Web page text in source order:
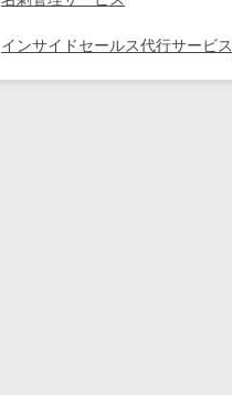
インサイドセールス代行サービス